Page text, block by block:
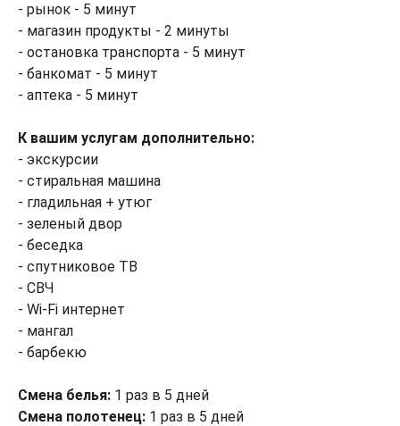
- рынок - 5 минут
- магазин продукты - 2 минуты
- остановка транспорта - 5 минут
- банкомат - 5 минут
- аптека - 5 минут
К вашим услугам дополнительно:
- экскурсии
- стиральная машина
- гладильная + утюг
- зеленый двор
- беседка
- спутниковое ТВ
- СВЧ
- Wi-Fi интернет
- мангал
- барбекю
Смена белья: 1 раз в 5 дней
Смена полотенец: 1 раз в 5 дней